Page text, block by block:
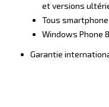
et versions
Tous
Windows Phone
Garantie